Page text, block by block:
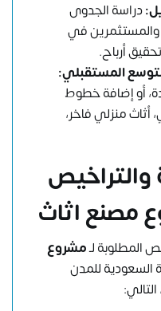
دراسة الجدوى
والمستثمرين في
أرباح.
المستقبلي:
أو إضافة خطوط
منزلي فاخر،
والتراخيص
مصنع اثاث
المطلوبة لـمشروع
السعودية للمدن